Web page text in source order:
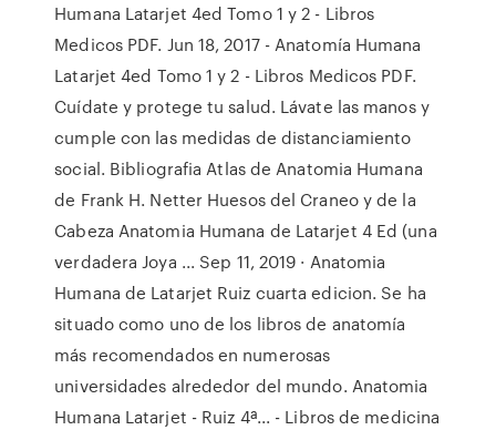
Humana Latarjet 4ed Tomo 1 y 2 - Libros
Medicos PDF. Jun 18, 2017 - Anatomía Humana
Latarjet 4ed Tomo 1 y 2 - Libros Medicos PDF.
Cuídate y protege tu salud. Lávate las manos y
cumple con las medidas de distanciamiento
social. Bibliografia Atlas de Anatomia Humana
de Frank H. Netter Huesos del Craneo y de la
Cabeza Anatomia Humana de Latarjet 4 Ed (una
verdadera Joya ... Sep 11, 2019 · Anatomia
Humana de Latarjet Ruiz cuarta edicion. Se ha
situado como uno de los libros de anatomía
más recomendados en numerosas
universidades alrededor del mundo. Anatomia
Humana Latarjet - Ruiz 4ª... - Libros de medicina